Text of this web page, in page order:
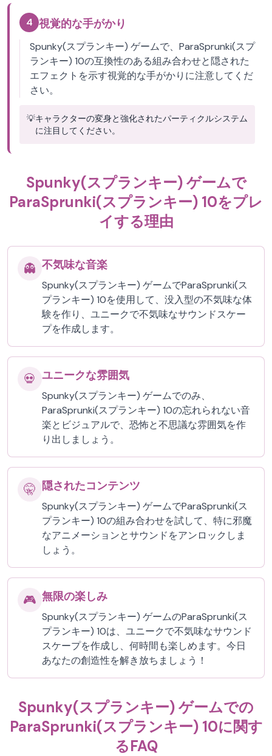
4 視覚的な手がかり
Spunky(スプランキー) ゲームで、ParaSprunki(スプ
ランキー) 10の互換性のある組み合わせと隠された
エフェクトを示す視覚的な手がかりに注意してくだ
さい。
💡キャラクターの変身と強化されたパーティクルシステム
に注目してください。
Spunky(スプランキー) ゲームで
ParaSprunki(スプランキー) 10をプレ
イする理由
👻 不気味な音楽
Spunky(スプランキー) ゲームでParaSprunki(ス
プランキー) 10を使用して、没入型の不気味な体
験を作り、ユニークで不気味なサウンドスケー
プを作成します。
💀 ユニークな雰囲気
Spunky(スプランキー) ゲームでのみ、
ParaSprunki(スプランキー) 10の忘れられない音
楽とビジュアルで、恐怖と不思議な雰囲気を作
り出しましょう。
🤫 隠されたコンテンツ
Spunky(スプランキー) ゲームでParaSprunki(ス
プランキー) 10の組み合わせを試して、特に邪魔
なアニメーションとサウンドをアンロックしま
しょう。
🎮 無限の楽しみ
Spunky(スプランキー) ゲームのParaSprunki(ス
プランキー) 10は、ユニークで不気味なサウンド
スケープを作成し、何時間も楽しめます。今日
あなたの創造性を解き放ちましょう！
Spunky(スプランキー) ゲームでの
ParaSprunki(スプランキー) 10に関す
るFAQ